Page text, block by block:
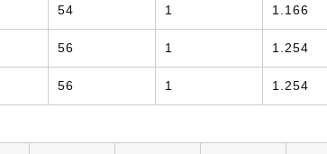
54 1 1.166
56 1 1.254
56 1 1.254